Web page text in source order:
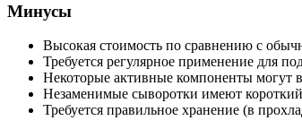
Минусы
Высокая стоимость по сравнению с
Требуется регулярное применение для
Некоторые активные компоненты могут
Незаменимые сыворотки имеют
Требуется правильное хранение (в